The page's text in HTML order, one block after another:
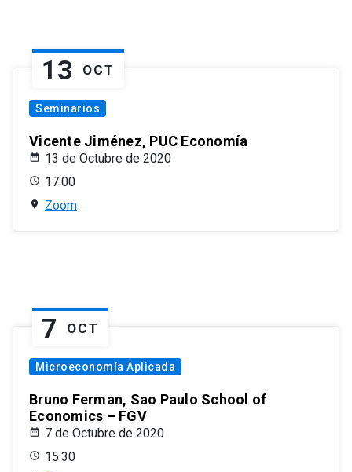
13 OCT
Seminarios
Vicente Jiménez, PUC Economía
13 de Octubre de 2020
17:00
Zoom
7 OCT
Microeconomía Aplicada
Bruno Ferman, Sao Paulo School of
Economics – FGV
7 de Octubre de 2020
15:30